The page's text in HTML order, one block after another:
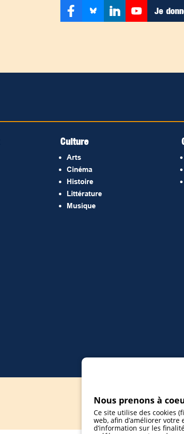
Je
Culture
Arts
Cinéma
Histoire
Littérature
Musique
Nous prenons à
Ce site utilise des cookies
web, afin d’améliorer
d’information sur les